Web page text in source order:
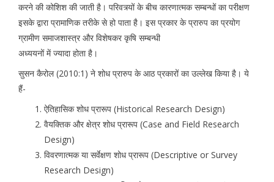
करने की कोशिश की जाती है। परिवत्र्यों के बीच कारणात्मक सम्बन्धों का परीक्षण
इसके द्वारा प्रामाणिक तरीके से हो पाता है। इस प्रकार के प्रारुप का प्रयोग
ग्रामीण समाजशास्त्र और विशेषकर कृषि सम्बन्धी
अध्ययनों में ज्यादा होता है।
सुसन कैरोल (2010:1) ने शोध प्रारुप के आठ प्रकारों का उल्लेख किया है। ये
हैं-
ऐतिहासिक शोध प्रारूप (Historical Research Design)
वैयक्तिक और क्षेत्र शोध प्रारूप (Case and Field Research
Design)
विवरणात्मक या सर्वेक्षण शोध प्रारूप (Descriptive or Survey
Research Design)